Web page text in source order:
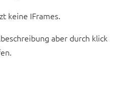
keine IFrames.
aber durch klick